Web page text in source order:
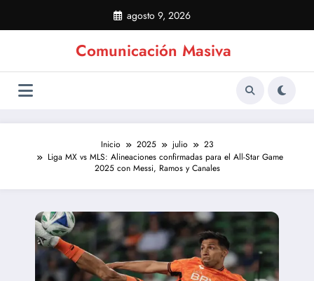
contenido
agosto 9, 2026
Comunicación Masiva
Inicio 2025 julio
23
Liga MX vs MLS: Alineaciones confirmadas para el All-Star Game
2025 con Messi, Ramos y Canales